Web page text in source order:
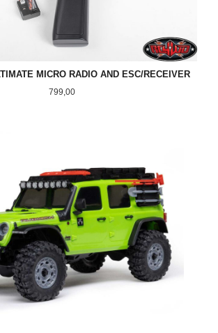
MICRO RADIO AND ESC/RECEIVER
Pris
799,00